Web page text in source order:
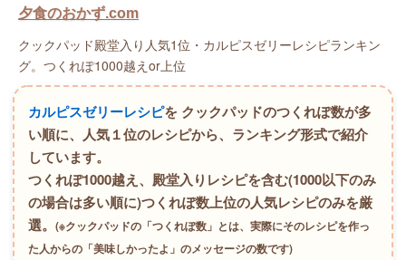
夕食のおかず.com
クックパッド殿堂入り人気1位・カルピスゼリーレシピランキン
グ。つくれぽ1000越えor上位
カルピスゼリーレシピを クックパッドのつくれぽ数が多
い順に、人気１位のレシピから、ランキング形式で紹介
しています。
つくれぽ1000越え、殿堂入りレシピを含む(1000以下のみ
の場合は多い順に)つくれぽ数上位の人気レシピのみを厳
選。(※クックパッドの「つくれぽ数」とは、実際にそのレシピを作っ
た人からの「美味しかったよ」のメッセージの数です)